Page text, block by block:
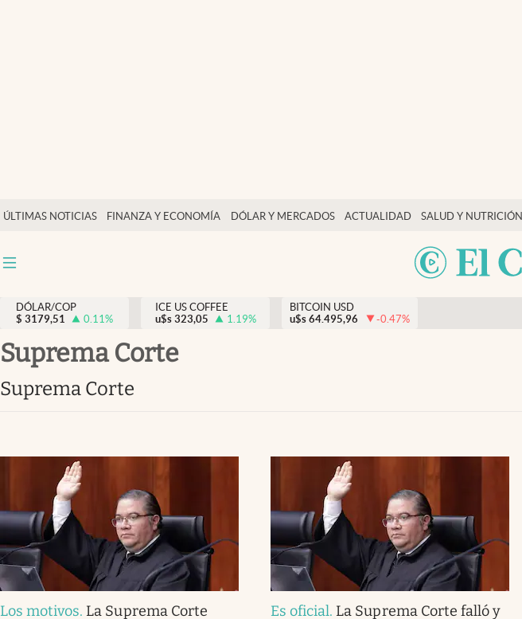
ÚLTIMAS NOTICIAS FINANZA Y ECONOMÍA DÓLAR Y MERCADOS ACTUALIDAD SALUD Y NUTRICIÓN
Dólar y mercados
DÓLAR/COP
$ 3179,51 0.11%
ICE US COFFEE
u$s 323,05 1.19%
BITCOIN USD
u$s 64.495,96 -0.47%
Suprema Corte
Suprema Corte
Los motivos. La Suprema Corte
Es oficial. La Suprema Corte falló y